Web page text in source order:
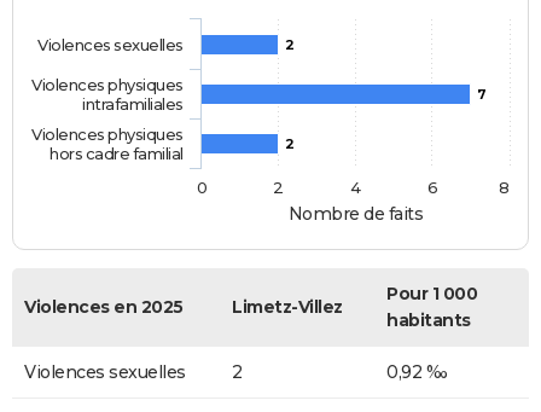
Nombre de faits
2
7
2
Violences sexuelles
Violences physiques
intrafamiliales
Violences physiques
hors cadre familial
0
2 4 6 8
Violences en 2025 Limetz-Villez
Pour 1 000
habitants
Violences sexuelles 2 0,92 ‰